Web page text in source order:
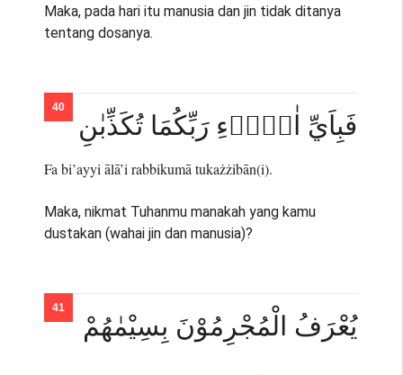
Maka, pada hari itu manusia dan jin tidak ditanya
tentang dosanya.
فَبِاَيِّ اٰلَاۤءِ رَبِّكُمَا تُكَذِّبٰنِ
Fa bi’ayyi ālā’i rabbikumā tukażżibān(i).
Maka, nikmat Tuhanmu manakah yang kamu
dustakan (wahai jin dan manusia)?
يُعْرَفُ الْمُجْرِمُوْنَ بِسِيْمٰهُمْ